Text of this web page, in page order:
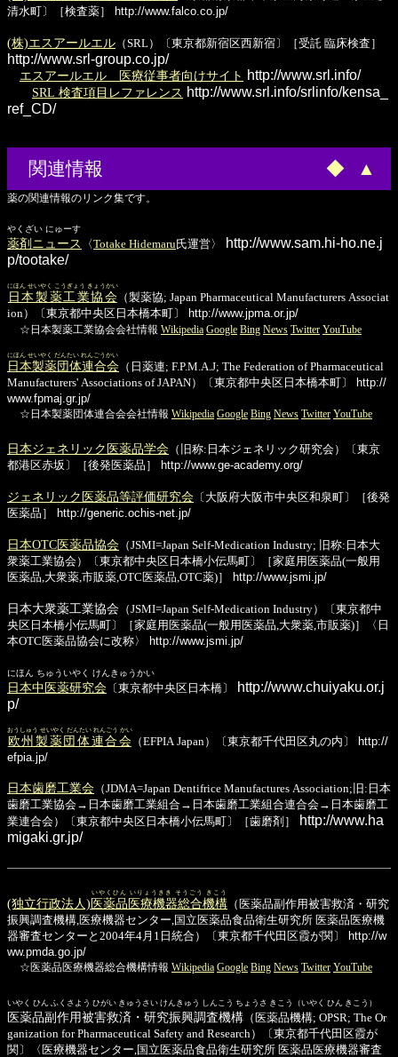
清水町〕［検査薬］
http://www.falco.co.jp/
(株)エスアールエル （SRL）〔東京都新宿区西新宿〕［受託 臨床検査］
http://www.srl-group.co.jp/
エスアールエル 医療従事者向けサイト http://www.srl.info/
SRL 検査項目レファレンス http://www.srl.info/srlinfo/kensa_
ref_CD/
関連情報 ◆ ▲
薬の関連情報のリンク集です。
やくざい にゅーす
薬剤ニュース 〈Totake Hidemaru氏運営〉
http://www.sam.hi-ho.ne.j
p/tootake/
日本製薬工業協会
にほん せいやく こうぎょう きょうかい
（製薬協; Japan Pharmaceutical Manufacturers Associat
ion）〔東京都中央区日本橋本町〕
http://www.jpma.or.jp/
☆日本製薬工業協会会社情報 Wikipedia Google Bing News Twitter YouTube
日本製薬団体連合会
にほん せいやく だんたい れんごうかい
（日薬連; F.P.M.A.J; The Federation of Pharmaceutical
Manufacturers' Associations of JAPAN）〔東京都中央区日本橋本町〕
http://
www.fpmaj.gr.jp/
☆日本製薬団体連合会会社情報 Wikipedia Google Bing News Twitter YouTube
日本ジェネリック医薬品学会 （旧称:日本ジェネリック研究会）〔東京
都港区赤坂〕［後発医薬品］
http://www.ge-academy.org/
ジェネリック医薬品等評価研究会 〔大阪府大阪市中央区和泉町〕［後発
医薬品］
http://generic.ochis-net.jp/
日本OTC医薬品協会 （JSMI=Japan Self-Medication Industry; 旧称:日本大
衆薬工業協会）〔東京都中央区日本橋小伝馬町〕［家庭用医薬品(一般用
医薬品,大衆薬,市販薬,OTC医薬品,OTC薬)］
http://www.jsmi.jp/
日本大衆薬工業協会 （JSMI=Japan Self-Medication Industry）〔東京都中
央区日本橋小伝馬町〕［家庭用医薬品(一般用医薬品,大衆薬,市販薬)］〈日
本OTC医薬品協会に改称〉
http://www.jsmi.jp/
にほん ちゅういやく けんきゅうかい
日本中医薬研究会 〔東京都中央区日本橋〕
http://www.chuiyaku.or.j
p/
欧州製薬団体連合会
おうしゅう せいやく だんたい れんごう かい
（EFPIA Japan）〔東京都千代田区丸の内〕
http://
efpia.jp/
日本歯磨工業会 （JDMA=Japan Dentifrice Manufactures Association;旧:日本
歯磨工業協会→日本歯磨工業組合→日本歯磨工業組合連合会→日本歯磨工
業連合会）〔東京都中央区日本橋小伝馬町〕［歯磨剤］
http://www.ha
migaki.gr.jp/
(独立行政法人)医薬品医療機器総合機構
いやくひん いりょうきき そうごう きこう
（医薬品副作用被害救済・研究
振興調査機構,医療機器センター,国立医薬品食品衛生研究所 医薬品医療機
器審査センターと2004年4月1日統合）〔東京都千代田区霞が関〕
http://w
ww.pmda.go.jp/
☆医薬品医療機器総合機構情報 Wikipedia Google Bing News Twitter YouTube
いやく ひん ふくさよう ひがい きゅうさい けんきゅう しんこう ちょうさ きこう（いやく ひん きこう）
医薬品副作用被害救済・研究振興調査機構 （医薬品機構; OPSR; The Or
ganization for Pharmaceutical Safety and Research）〔東京都千代田区霞が
関〕〈医療機器センター,国立医薬品食品衛生研究所 医薬品医療機器審査